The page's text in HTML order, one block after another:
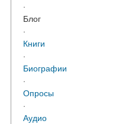
·
Блог
·
Книги
·
Биографии
·
Опросы
·
Аудио